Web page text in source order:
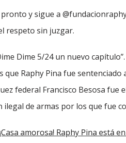
y sigue a
respeto sin juzgar.
Dime 5/24 un nuevo capítulo”.
que Raphy Pina fue
federal Francisco Besosa
ilegal de armas por los que fue
¡Casa amorosa! Raphy Pina está